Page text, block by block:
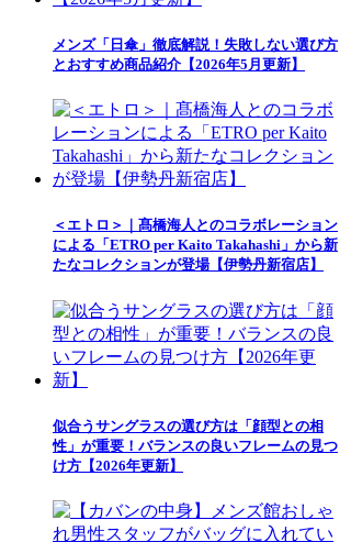
メンズ「日傘」徹底解説！失敗しない選び方
とおすすめ商品紹介【2026年5月更新】
＜エトロ＞｜髙橋海人とのコラボレーション
による「ETRO per Kaito Takahashi」から新
たなコレクションが登場【伊勢丹新宿店】
似合うサングラスの選び方は「顔型との相
性」が重要！バランスの良いフレームの見つ
け方【2026年更新】